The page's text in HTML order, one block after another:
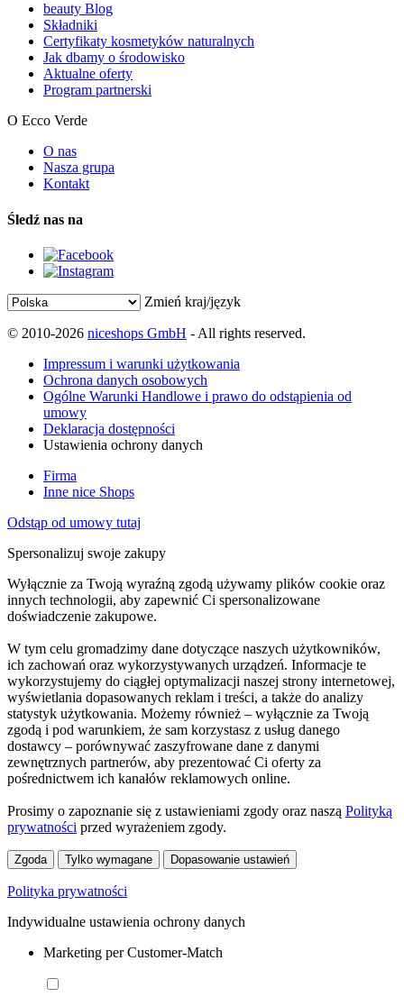
beauty Blog
Składniki
Certyfikaty kosmetyków naturalnych
Jak dbamy o środowisko
Aktualne oferty
Program partnerski
O Ecco Verde
O nas
Nasza grupa
Kontakt
Śledź nas na
Zmień kraj/język
© 2010-2026 niceshops GmbH - All rights reserved.
Impressum i warunki użytkowania
Ochrona danych osobowych
Ogólne Warunki Handlowe i prawo do odstąpienia od
umowy
Deklaracja dostępności
Ustawienia ochrony danych
Firma
Inne nice Shops
Odstąp od umowy tutaj
Spersonalizuj swoje zakupy
Wyłącznie za Twoją wyraźną zgodą używamy plików cookie oraz
innych technologii, aby zapewnić Ci spersonalizowane
doświadczenie zakupowe.
W tym celu gromadzimy dane dotyczące naszych użytkowników,
ich zachowań oraz wykorzystywanych urządzeń. Informacje te
wykorzystujemy do ciągłej optymalizacji naszej strony internetowej,
wyświetlania dopasowanych reklam i treści, a także do analizy
statystyk użytkowania. Możemy również – wyłącznie za Twoją
zgodą i pod warunkiem, że sam korzystasz z usług danego
dostawcy – porównywać zaszyfrowane dane z danymi
zewnętrznych partnerów, aby prezentować Ci oferty za
pośrednictwem ich kanałów reklamowych online.
Prosimy o zapoznanie się z ustawieniami zgody oraz naszą Polityką
prywatności przed wyrażeniem zgody.
Zgoda Tylko wymagane Dopasowanie ustawień
Polityka prywatności
Indywidualne ustawienia ochrony danych
Marketing per Customer-Match